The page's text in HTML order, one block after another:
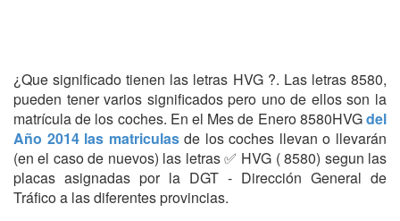
¿Que significado tienen las letras HVG ?. Las letras 8580,
pueden tener varios significados pero uno de ellos son la
matrícula de los coches. En el Mes de Enero 8580HVGdel
Año 2014 las matriculasde los coches llevan o llevarán
(en el caso de nuevos) las letras ✅ HVG ( 8580) segun las
placas asignadas por la DGT - Dirección General de
Tráfico a las diferentes provincias.